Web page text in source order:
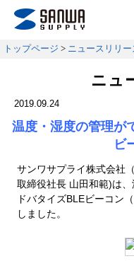
トップページ > ニュースリリー
ニュ
2019.09.24
温度・湿度の管理が
ビ
サンワサプライ株式会社
取締役社長 山田和範)は
ドバタイズBLEビーコン
しました。